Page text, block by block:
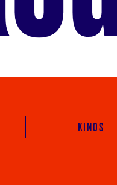
KINOS